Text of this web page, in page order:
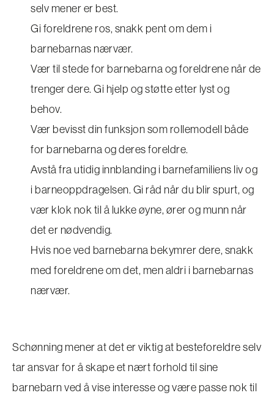
selv mener er best.
Gi foreldrene ros, snakk pent om dem i
barnebarnas nærvær.
Vær til stede for barnebarna og foreldrene når de
trenger dere. Gi hjelp og støtte etter lyst og
behov.
Vær bevisst din funksjon som rollemodell både
for barnebarna og deres foreldre.
Avstå fra utidig innblanding i barnefamiliens liv og
i barneoppdragelsen. Gi råd når du blir spurt, og
vær klok nok til å lukke øyne, ører og munn når
det er nødvendig.
Hvis noe ved barnebarna bekymrer dere, snakk
med foreldrene om det, men aldri i barnebarnas
nærvær.
Schønning mener at det er viktig at besteforeldre selv
tar ansvar for å skape et nært forhold til sine
barnebarn ved å vise interesse og være passe nok til